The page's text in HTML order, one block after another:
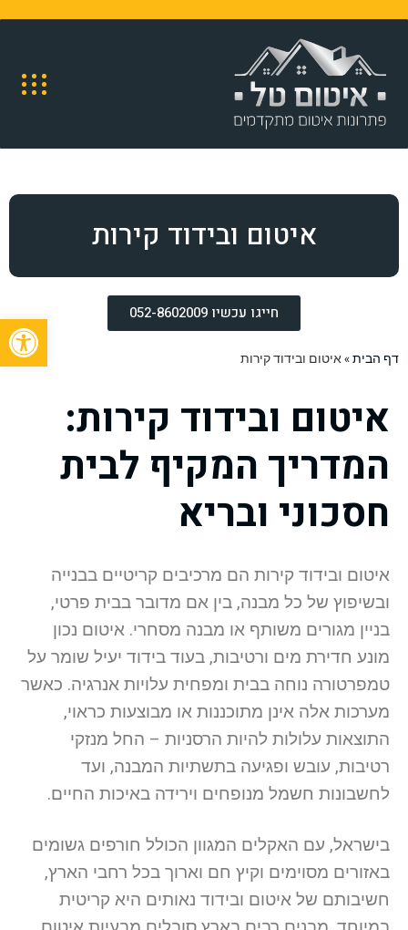
איטום ובידוד קירות
חייגו עכשיו 052-8602009
דף הבית»איטום ובידוד קירות
איטום ובידוד קירות:
המדריך המקיף לבית
חסכוני ובריא
איטום ובידוד קירות הם מרכיבים קריטיים בבנייה
ובשיפוץ של כל מבנה, בין אם מדובר בבית פרטי,
בניין מגורים משותף או מבנה מסחרי. איטום נכון
מונע חדירת מים ורטיבות, בעוד בידוד יעיל שומר על
טמפרטורה נוחה בבית ומפחית עלויות אנרגיה. כאשר
מערכות אלה אינן מתוכננות או מבוצעות כראוי,
התוצאות עלולות להיות הרסניות – החל מנזקי
רטיבות, עובש ופגיעה בתשתיות המבנה, ועד
לחשבונות חשמל מנופחים וירידה באיכות החיים.
בישראל, עם האקלים המגוון הכולל חורפים גשומים
באזורים מסוימים וקיץ חם וארוך בכל רחבי הארץ,
חשיבותם של איטום ובידוד נאותים היא קריטית